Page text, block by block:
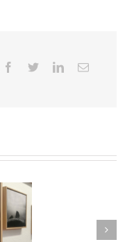
Le Murmure des Égarés /
Réseau Lux # 1 / Itinéraires
des Photographes Voyageurs